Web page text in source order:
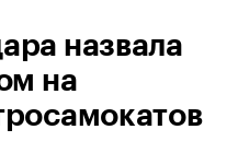
назвала
на